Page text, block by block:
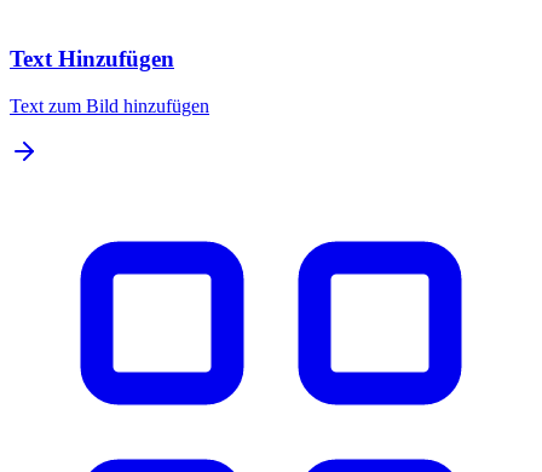
Text Hinzufügen
Text zum Bild hinzufügen